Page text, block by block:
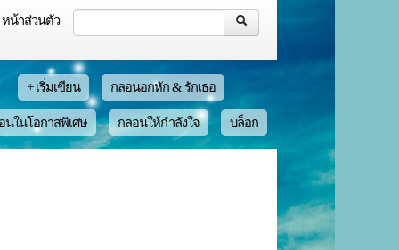
หน้าส่วนตัว
+ เริ่มเขียน กลอนอกหัก & รักเธอ
นในโอกาสพิเศษ กลอนให้กำลังใจ บล็อก